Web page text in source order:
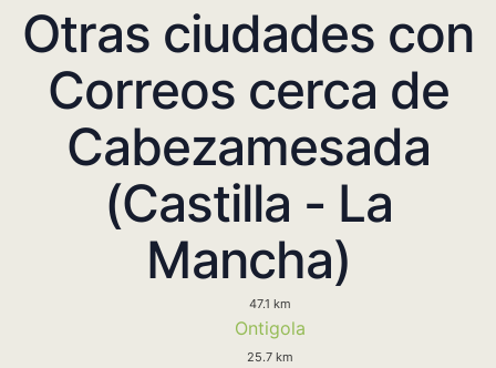
Otras ciudades con
Correos cerca de
Cabezamesada
(Castilla - La
Mancha)
47.1 km
Ontigola
25.7 km